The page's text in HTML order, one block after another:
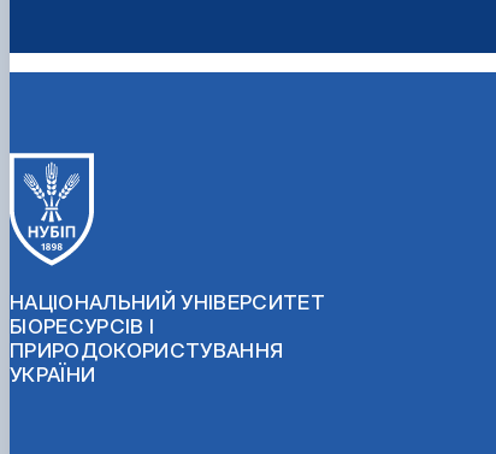
НАЦІОНАЛЬНИЙ УНІВЕРСИТЕТ
БІОРЕСУРСІВ І
ПРИРОДОКОРИСТУВАННЯ
УКРАЇНИ